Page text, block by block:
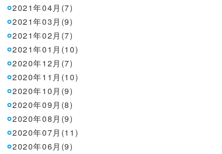
2021年04月(7)
2021年03月(9)
2021年02月(7)
2021年01月(10)
2020年12月(7)
2020年11月(10)
2020年10月(9)
2020年09月(8)
2020年08月(9)
2020年07月(11)
2020年06月(9)